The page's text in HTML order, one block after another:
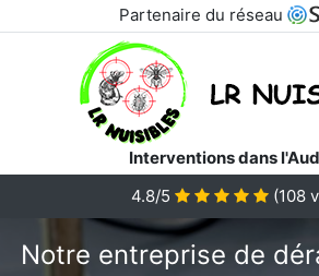
Partenaire du réseau
Interventions dans
4.8/5
(108
Notre entreprise de